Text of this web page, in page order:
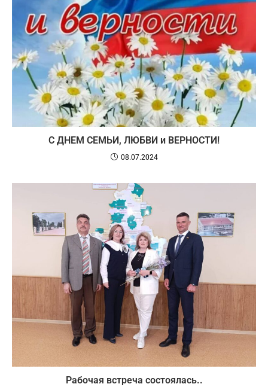
С ДНЕМ СЕМЬИ, ЛЮБВИ и ВЕРНОСТИ!
08.07.2024
Рабочая встреча состоялась..